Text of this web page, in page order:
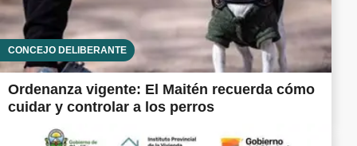
CONCEJO DELIBERANTE
Ordenanza vigente: El Maitén recuerda cómo
cuidar y controlar a los perros